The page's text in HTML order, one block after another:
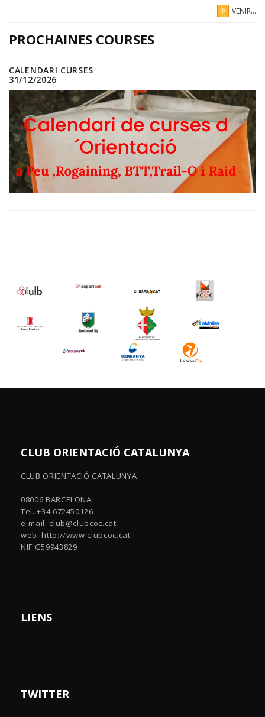
VENIR...
PROCHAINES COURSES
CALENDARI CURSES
31/12/2026
CLUB ORIENTACIÓ CATALUNYA
CLUB ORIENTACIÓ CATALUNYA
08006 BARCELONA
Tel. +34 672450126
e-mail: club@clubcoc.cat
web: http://www.clubcoc.cat
NIF G59943829
LIENS
TWITTER